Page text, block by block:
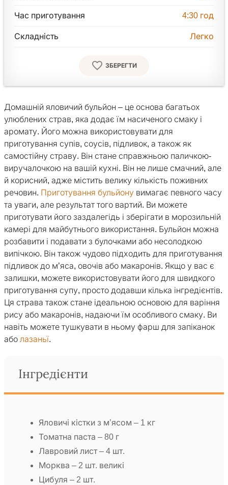
Час приготування 4:30 год
Складність Легко
ЗБЕРЕГТИ
Домашній яловичий бульйон – це основа багатьох
улюблених страв, яка додає їм насиченого смаку і
аромату. Його можна використовувати для
приготування супів, соусів, підливок, а також як
самостійну страву. Він стане справжньою паличкою-
виручалочкою на вашій кухні. Він не лише смачний, але
й корисний, адже містить велику кількість поживних
речовин. Приготування бульйону вимагає певного часу
та уваги, але результат того вартий. Ви можете
приготувати його заздалегідь і зберігати в морозильній
камері для майбутнього використання. Бульйон можна
розбавити і подавати з булочками або несолодкою
випічкою. Він також чудово підходить для приготування
підливок до м’яса, овочів або макаронів. Якщо у вас є
залишки, можете використовувати його для швидкого
приготування супу, просто додавши кілька інгредієнтів.
Ця страва також стане ідеальною основою для варіння
рису або макаронів, надаючи їм особливого смаку. Ви
навіть можете тушкувати в ньому фарш для запіканок
або лазаньї.
Інгредієнти
Яловичі кістки з м’ясом – 1 кг
Томатна паста – 80 г
Лавровий лист – 4 шт.
Морква – 2 шт. великі
Цибуля – 2 шт.